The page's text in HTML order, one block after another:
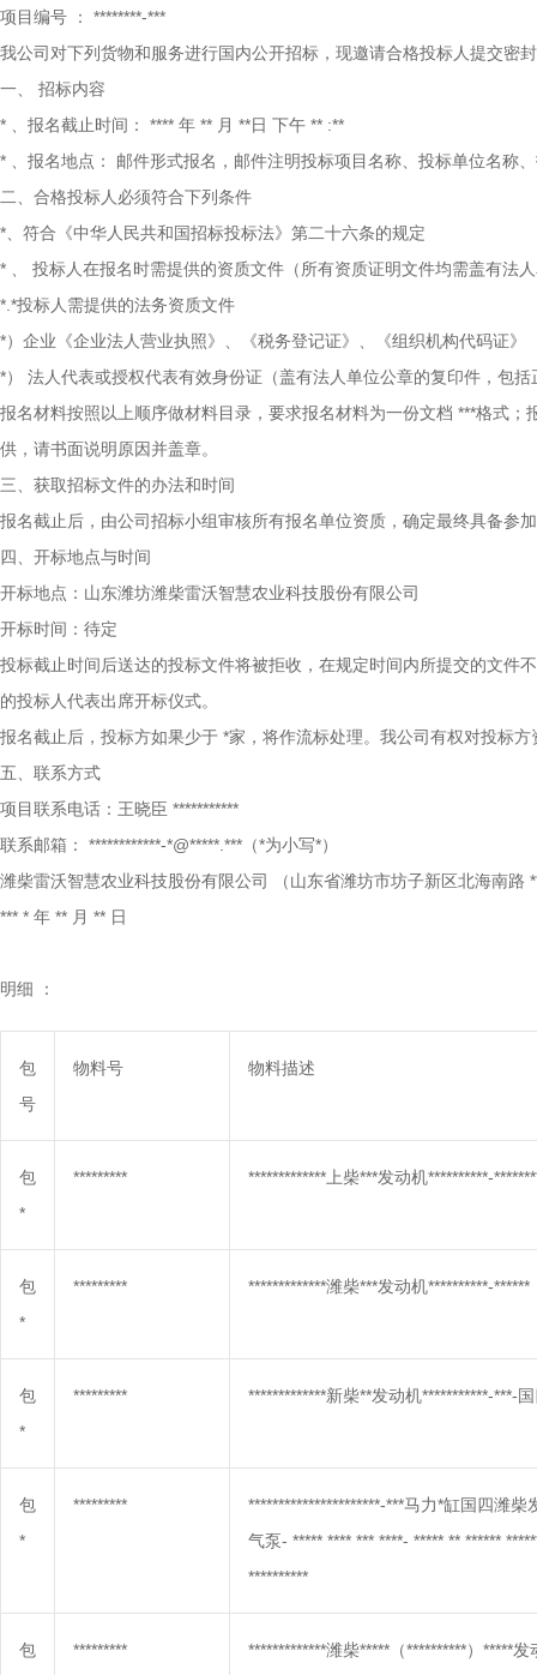
项目编号
：
********-***
我公司对下列货物和服务进行国内公开招标，现邀请合格投标人提交密
一、
招标内容
*
、报名截止时间： **** 年 ** 月 **日 下午 ** :**
*
、报名地点：
邮件形式报名，邮件注明投标项目名称、投标单位名称
二、合格投标人必须符合下列条件
*、符合《中华人民共和国招标投标法》第二十六条的规定
*
投标人在报名时需提供的资质文件（所有资质证明文件均需盖有法
*.*投标人需提供的法务资质文件
*）企业《企业法人营业执照》、《税务登记证》、《组织机构代码证
*）
法人代表或授权代表有效身份证（盖有法人单位公章的复印件，包括
报名材料按照以上顺序做材料目录，要求报名材料为一份文档 ***格式；
供，请书面说明原因并盖章。
三、获取招标文件的办法和时间
报名截止后，由公司招标小组审核所有报名单位资质，确定最终具备参
四、开标地点与时间
开标地点：山东潍坊潍柴雷沃智慧农业科技股份有限公司
开标时间：待定
投标截止时间后送达的投标文件将被拒收，在规定时间内所提交的文件
的投标人代表出席开标仪式。
报名截止后，投标方如果少于 *家，将作流标处理。我公司有权对投标
五、联系方式
项目联系电话：王晓臣 ***********
联系邮箱：
************-*@*****.***（*为小写*）
潍柴雷沃智慧农业科技股份有限公司
（山东省潍坊市坊子新区北海南路
*** * 年 ** 月 ** 日
明细 ：
包
号
物料号 物料描述
包
*
********* *************上柴***发动机**********-
包
*
********* *************潍柴***发动机**********-******
包
*
********* *************新柴**发动机***********-***-
包
*
*********
**********************-***马力*缸国四潍
气泵- ***** **** *** ****- ***** ** ******
**********
包
********* *************潍柴*****（**********）*****